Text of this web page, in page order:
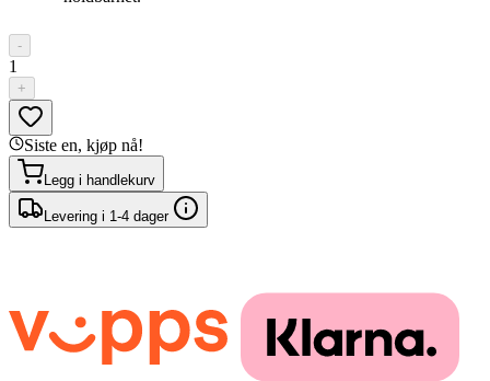
-
1
+
Siste en, kjøp nå!
Legg i handlekurv
Levering i 1-4 dager